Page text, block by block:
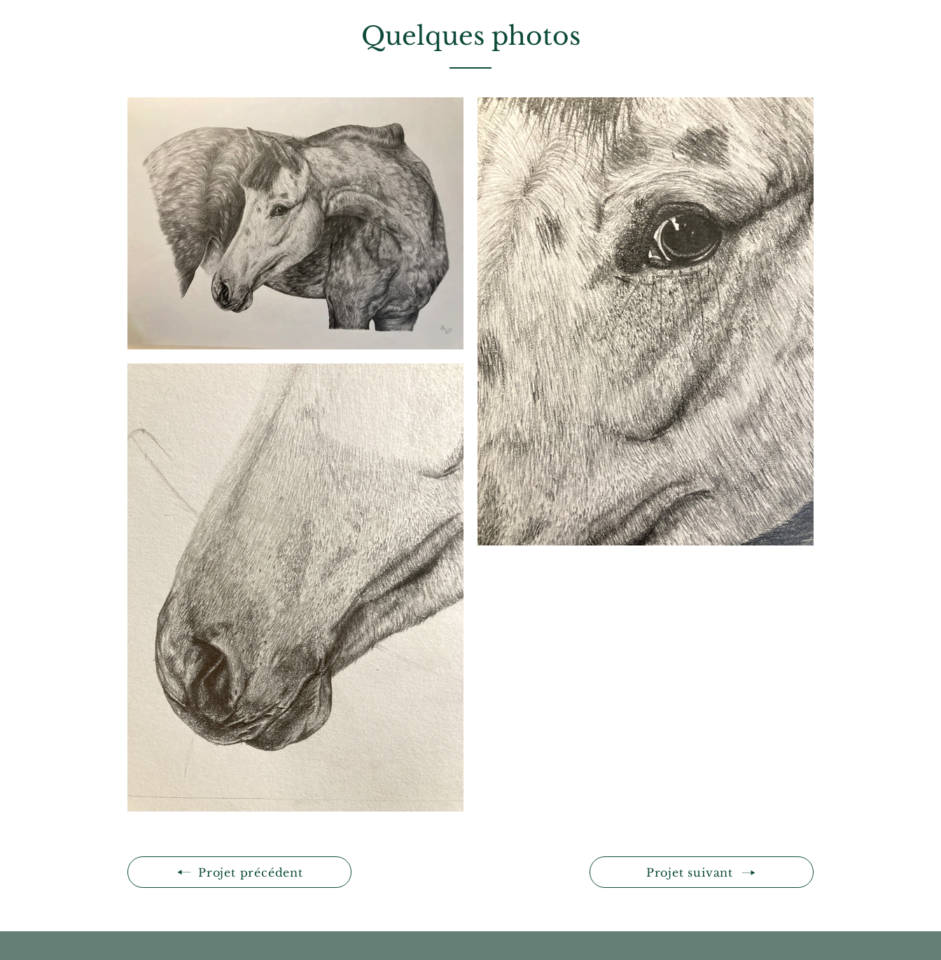
Quelques photos
Projet précédent Projet suivant